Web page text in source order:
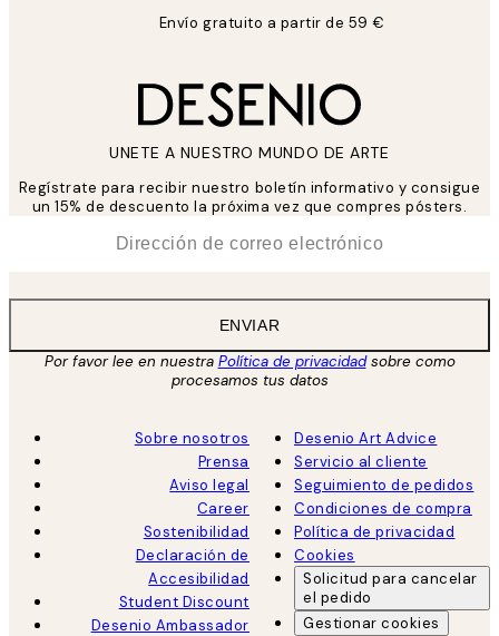
Envío gratuito a partir de 59 €
UNETE A NUESTRO MUNDO DE ARTE
Regístrate para recibir nuestro boletín informativo y consigue
un 15% de descuento la próxima vez que compres pósters.
ENVIAR
Por favor lee en nuestra Política de privacidadsobre como
procesamos tus datos
Sobre nosotros
Prensa
Aviso legal
Career
Sostenibilidad
Declaración de
Accesibilidad
Student Discount
Desenio Ambassador
Desenio Art Advice
Servicio al cliente
Seguimiento de pedidos
Condiciones de compra
Política de privacidad
Cookies
Solicitud para cancelar
el pedido
Gestionar cookies